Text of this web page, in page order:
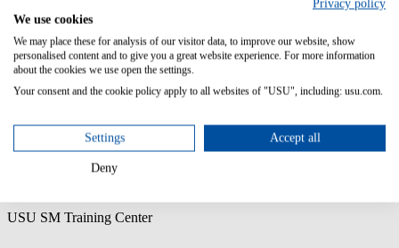
Wichtige Stammdaten für die Prozesse Incident und Problem
Vorkenntnisse:
PC-Kenntnisse
Fachverantwortliche für das Incident & Problem Management
USU SM Training Center
Privacy policy
We use cookies
We may place these for analysis of our visitor data, to improve our website, show
personalised content and to give you a great website experience. For more information
about the cookies we use open the settings.
Your consent and the cookie policy apply to all websites of "USU", including: usu.com.
Settings Accept all
Deny